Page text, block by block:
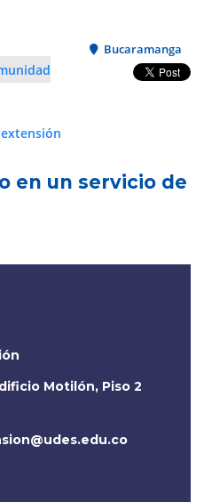
Bucaramanga
en un servicio de
Motilón, Piso 2